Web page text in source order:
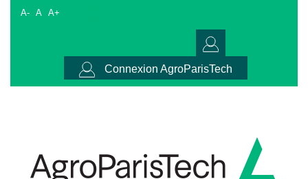
A- A A+
Connexion AgroParisTech